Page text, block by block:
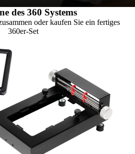
des 360 Systems
oder kaufen Sie ein fertiges
360er-Set